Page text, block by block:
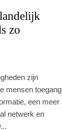
zo
zijn
mensen toegang
een meer
netwerk en